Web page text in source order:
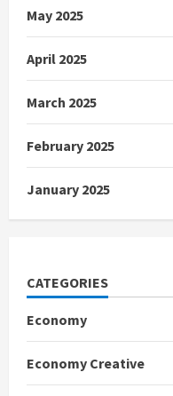
May 2025
April 2025
March 2025
February 2025
January 2025
CATEGORIES
Economy
Economy Creative